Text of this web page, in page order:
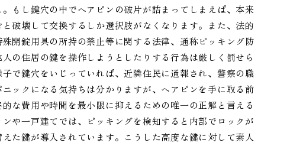
もし鍵穴の中でヘアピンの破片が詰まってしまえば、本来
破壊して交換するしか選択肢がなくなります。また、法的
開錠用具の所持の禁止等に関する法律、通称ピッキング防
の住居の鍵を操作しようとしたりする行為は厳しく罰せら
で鍵穴をいじっていれば、近隣住民に通報され、警察の職
ックになる気持ちは分かりますが、ヘアピンを手に取る前
な費用や時間を最小限に抑えるための唯一の正解と言える
や一戸建てでは、ピッキングを検知すると内部でロックが
た鍵が導入されています。こうした高度な鍵に対して素人